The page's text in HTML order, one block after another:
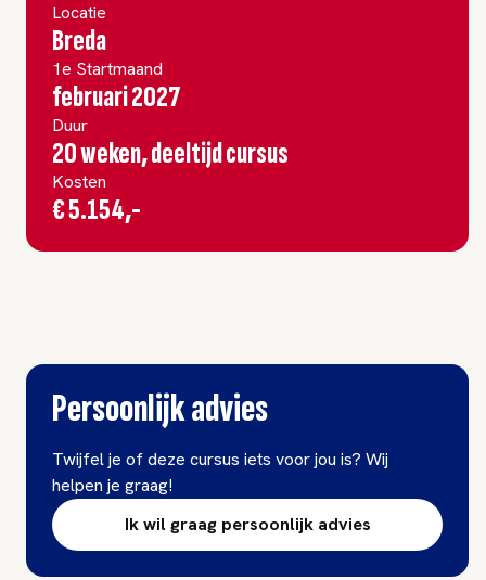
Locatie
Breda
1e Startmaand
februari 2027
Duur
20 weken, deeltijd cursus
Kosten
€ 5.154,-
Persoonlijk advies
Twijfel je of deze cursus iets voor jou is? Wij
helpen je graag!
Ik wil graag persoonlijk advies